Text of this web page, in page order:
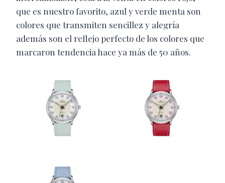
que es nuestro favorito, azul y verde menta son
colores que transmiten sencillez y alegría
además son el reflejo perfecto de los colores que
marcaron tendencia hace ya más de 50 años.